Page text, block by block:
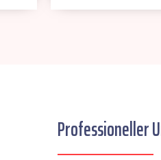
Professioneller